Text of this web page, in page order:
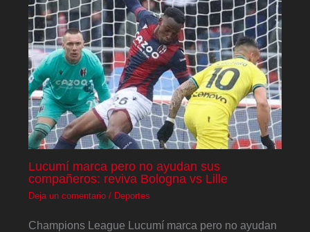
Lucumí marca pero no ayudan sus
compañeros: reviva Bologna vs Lille
Deja un comentario / Deportes
Champions League Lucumí marca pero no ayudan